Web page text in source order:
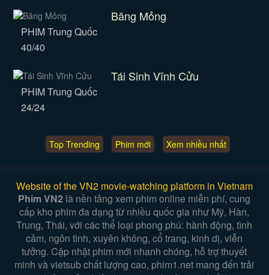
Băng Mỏng
PHIM Trung Quốc
40/40
Tái Sinh Vĩnh Cửu
PHIM Trung Quốc
24/24
Top Trending Phim mới Xem nhiều nhất
Website of the VN2 movie-watching platform in Vietnam
Phim VN2 là nền tảng xem phim online miễn phí, cung
cấp kho phim đa dạng từ nhiều quốc gia như Mỹ, Hàn,
Trung, Thái, với các thể loại phong phú: hành động, tình
cảm, ngôn tình, xuyên không, cổ trang, kinh dị, viễn
tưởng. Cập nhật phim mới nhanh chóng, hỗ trợ thuyết
minh và vietsub chất lượng cao, phim1.net mang đến trải